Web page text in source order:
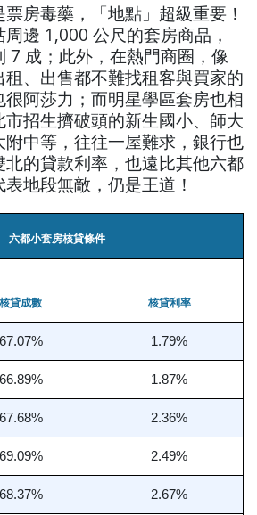
房毒藥，「地點」超級重要！
邊 1,000 公尺的套房商品，
7 成；此外，在熱門商圈，像
、出售都不難找租客與買家的
阿莎力；而明星學區套房也相
招生擠破頭的新生國小、師大
中等，往往一屋難求，銀行也
的貸款利率，也遠比其他六都
地段無敵，仍是王道！
六都小套房核貸條件
核貸成數
核貸利率
67.07% 1.79%
66.89% 1.87%
67.68% 2.36%
69.09% 2.49%
68.37% 2.67%